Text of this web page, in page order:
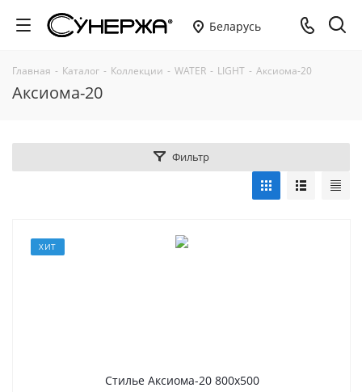
Беларусь
Главная - Каталог - Коллекции - WATER - LIGHT - Аксиома-20
Аксиома-20
Фильтр
ХИТ
Стилье Аксиома-20 800х500